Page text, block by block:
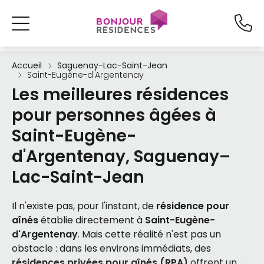
Accueil
Saguenay-Lac-Saint-Jean
Saint-Eugène-d'Argentenay
Les meilleures résidences
pour personnes âgées à
Saint-Eugène-
d'Argentenay, Saguenay–
Lac-Saint-Jean
Il n'existe pas, pour l'instant, de résidence pour
aînésétablie directement à Saint-Eugène-
d'Argentenay. Mais cette réalité n'est pas un
obstacle : dans les environs immédiats, des